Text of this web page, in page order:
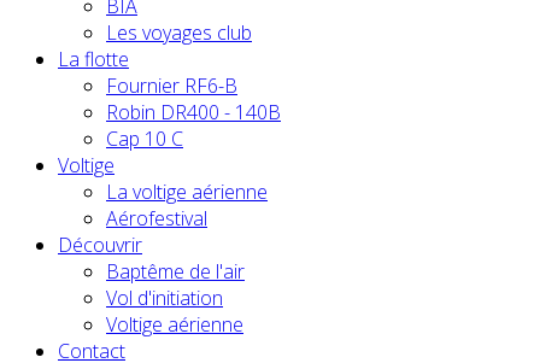
BIA
Les voyages club
La flotte
Fournier RF6-B
Robin DR400 - 140B
Cap 10 C
Voltige
La voltige aérienne
Aérofestival
Découvrir
Baptême de l'air
Vol d'initiation
Voltige aérienne
Contact